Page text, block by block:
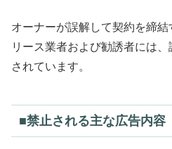
オーナーが誤解して契約を締
リース業者および勧誘者には
されています。
■禁止される主な広告内容